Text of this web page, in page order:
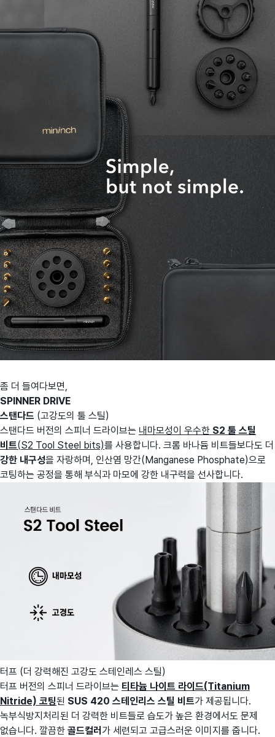
좀 더 들여다보면,
SPINNER DRIVE
스탠다드 (고강도의 툴 스틸)
스탠다드 버전의 스피너 드라이브는 내마모성이 우수한 S2 툴 스틸
비트(S2 Tool Steel bits)를 사용합니다. 크롬 바나듐 비트들보다도 더
강한 내구성을 자랑하며, 인산염 망간(Manganese Phosphate)으로
코팅하는 공정을 통해 부식과 마모에 강한 내구력을 선사합니다.
터프 (더 강력해진 고강도 스테인레스 스틸)
터프 버전의 스피너 드라이브는 티타늄 나이트 라이드(Titanium
Nitride) 코팅된 SUS 420 스테인리스 스틸 비트가 제공됩니다.
녹부식방지처리된 더 강력한 비트들로 습도가 높은 환경에서도 문제
없습니다. 깔끔한 골드컬러 가 세련되고 고급스러운 이미지를 줍니다.